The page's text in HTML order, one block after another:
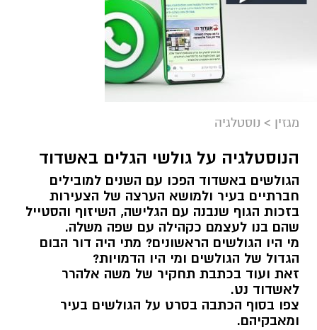
מגזין > נוסטלגיה
הנוסטלגיה על גולשי הגלים באשדוד
הגולשים באשדוד הפכו עם השנים למובילים
חברתיים בעיר ולמושא הערצה של הצעירות
בזכות הגוף שנבנה עם הגלישה, השיזוף והסטייל
שהם בנו לעצמם כקהילה עם שפה משלה.
מי היו הגולשים הראשונים? מתי היה דור הבום
הגדול של הגולשים ומי היו הדמויות?
זאת ועוד בכתבת תחקיר של משה אלהרר
לאשדוד נט.
צפו בסוף הכתבה בסרט על הגולשים בעיר
ומאבקיהם.